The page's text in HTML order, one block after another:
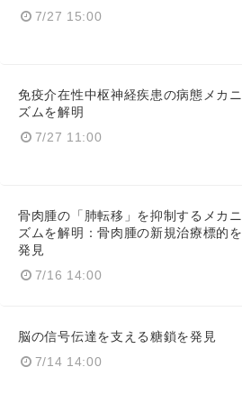
7/27 15:00
免疫介在性中枢神経疾患の病態メカニ
ズムを解明
7/27 11:00
骨肉腫の「肺転移」を抑制するメカニ
ズムを解明：骨肉腫の新規治療標的を
発見
7/16 14:00
脳の信号伝達を支える糖鎖を発見
7/14 14:00